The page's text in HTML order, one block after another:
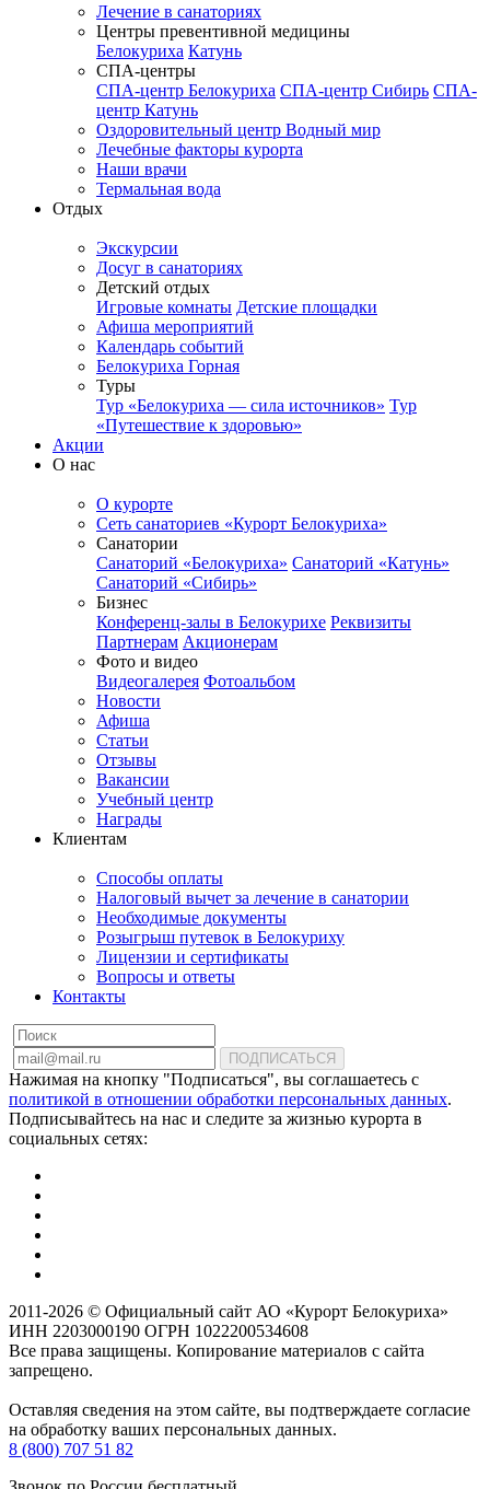
Лечение в санаториях
Центры превентивной медицины
Белокуриха Катунь
СПА-центры
СПА-центр Белокуриха СПА-центр Сибирь СПА-
центр Катунь
Оздоровительный центр Водный мир
Лечебные факторы курорта
Наши врачи
Термальная вода
Отдых
Экскурсии
Досуг в санаториях
Детский отдых
Игровые комнаты Детские площадки
Афиша мероприятий
Календарь событий
Белокуриха Горная
Туры
Тур «Белокуриха — сила источников» Тур
«Путешествие к здоровью»
Акции
О нас
О курорте
Сеть санаториев «Курорт Белокуриха»
Санатории
Санаторий «Белокуриха» Санаторий «Катунь»
Санаторий «Сибирь»
Бизнес
Конференц-залы в Белокурихе Реквизиты
Партнерам Акционерам
Фото и видео
Видеогалерея Фотоальбом
Новости
Афиша
Статьи
Отзывы
Вакансии
Учебный центр
Награды
Клиентам
Способы оплаты
Налоговый вычет за лечение в санатории
Необходимые документы
Розыгрыш путевок в Белокуриху
Лицензии и сертификаты
Вопросы и ответы
Контакты
ПОДПИСАТЬСЯ
Нажимая на кнопку "Подписаться", вы соглашаетесь с
политикой в отношении обработки персональных данных.
Подписывайтесь на нас и следите за жизнью курорта в
социальных сетях:
2011-2026 © Официальный сайт АО «Курорт Белокуриха»
ИНН 2203000190 ОГРН 1022200534608
Все права защищены. Копирование материалов с сайта
запрещено.
Оставляя сведения на этом сайте, вы подтверждаете согласие
на обработку ваших персональных данных.
8 (800) 707 51 82